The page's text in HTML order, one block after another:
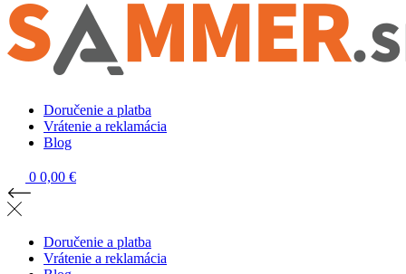
Doručenie a platba
Vrátenie a reklamácia
Blog
0 0,00 €
Doručenie a platba
Vrátenie a reklamácia